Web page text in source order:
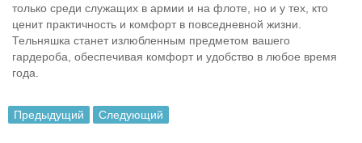
только среди служащих в армии и на флоте, но и у тех, кто
ценит практичность и комфорт в повседневной жизни.
Тельняшка станет излюбленным предметом вашего
гардероба, обеспечивая комфорт и удобство в любое время
года.
Предыдущий Следующий